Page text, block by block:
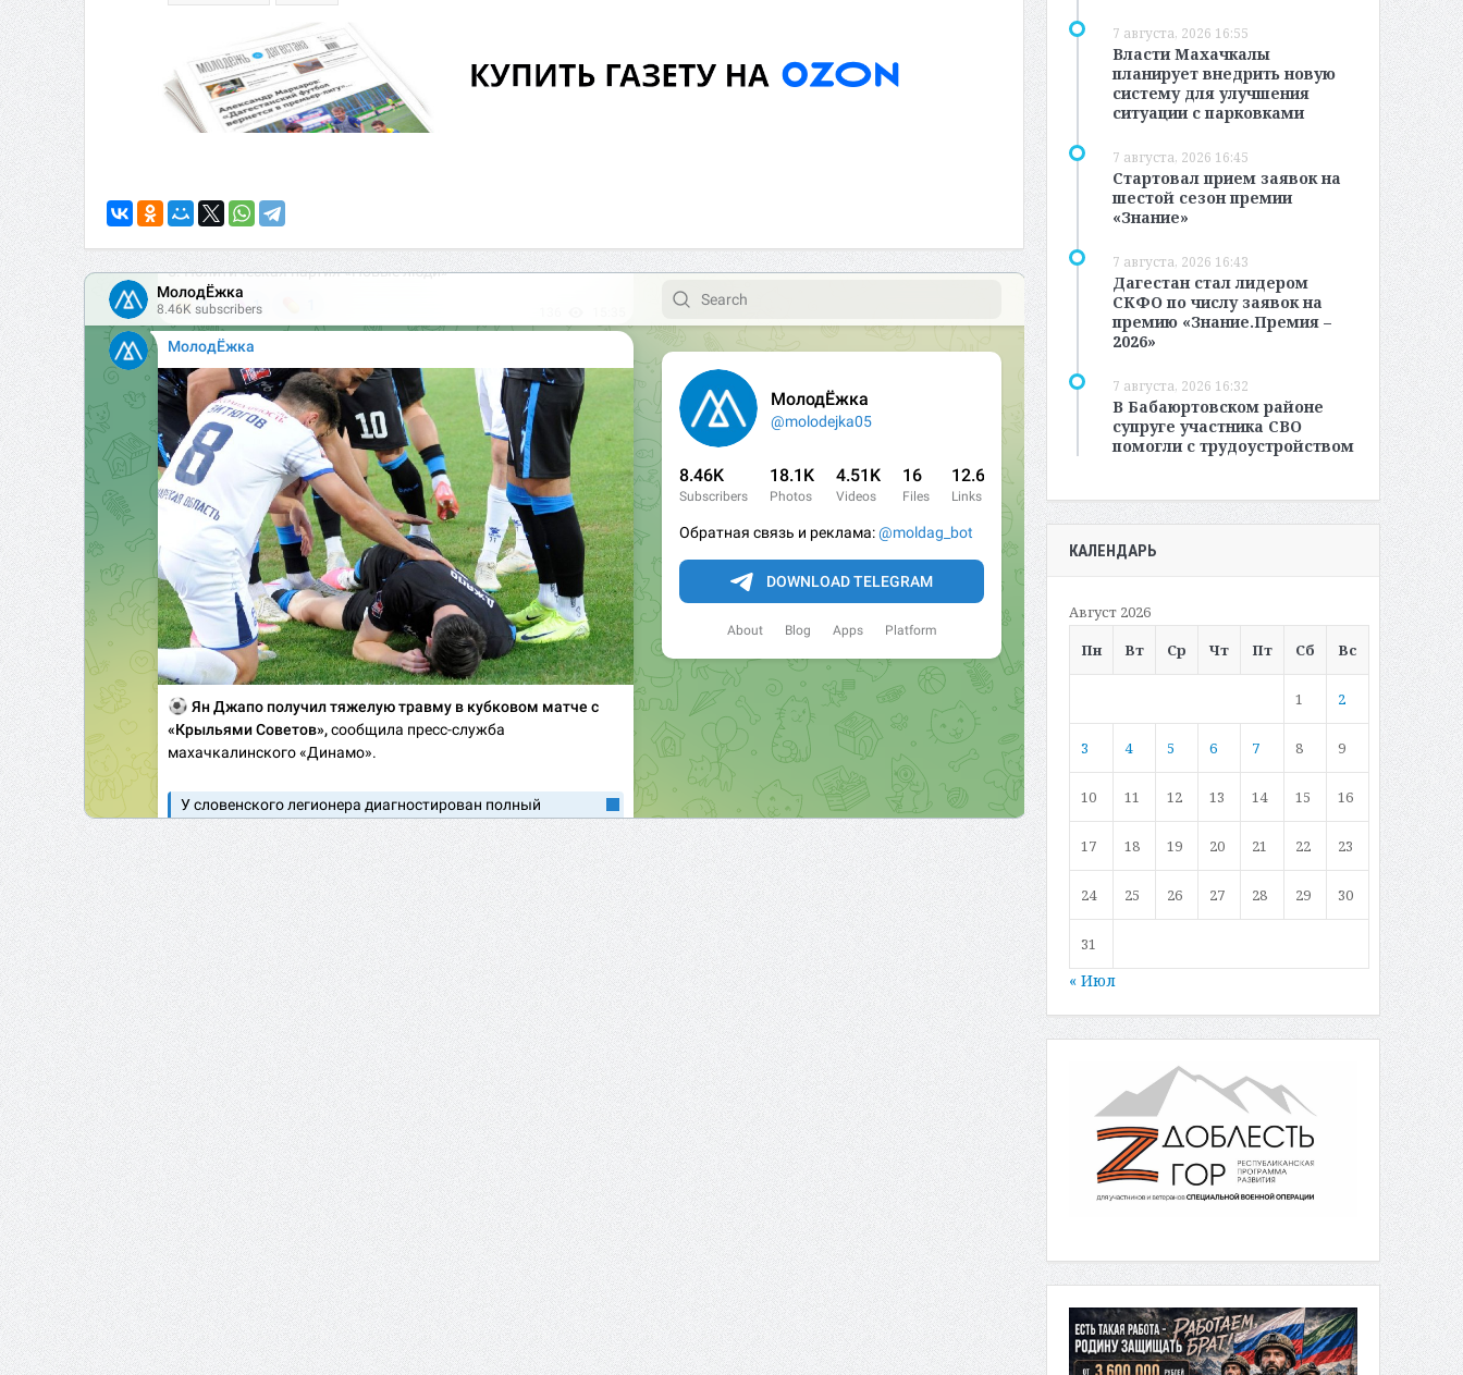
7 августа, 2026 16:55
Власти Махачкалы
планирует внедрить новую
систему для улучшения
ситуации с парковками
7 августа, 2026 16:45
Стартовал прием заявок на
шестой сезон премии
«Знание»
7 августа, 2026 16:43
Дагестан стал лидером
СКФО по числу заявок на
премию «Знание.Премия –
2026»
7 августа, 2026 16:32
В Бабаюртовском районе
супруге участника СВО
помогли с трудоустройством
КАЛЕНДАРЬ
Август 2026
Пн
Вт Ср Чт Пт Сб Вс
1 2
3 4 5 6 7 8 9
10 11 12 13 14 15 16
17 18 19 20 21 22 23
24 25 26 27 28 29 30
31
« Июл